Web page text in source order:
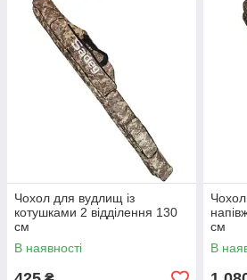
Чохол для вудлищ із
котушками 2 відділення 130
см
В наявності
см
В